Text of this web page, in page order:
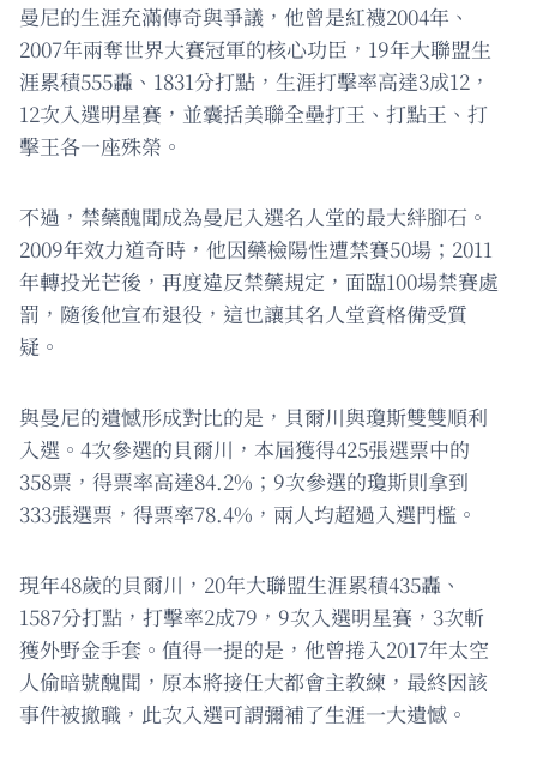
曼尼的生涯充滿傳奇與爭議，他曾是紅襪2004年、
2007年兩奪世界大賽冠軍的核心功臣，19年大聯盟生
涯累積555轟、1831分打點，生涯打擊率高達3成12，
12次入選明星賽，並囊括美聯全壘打王、打點王、打
擊王各一座殊榮。
不過，禁藥醜聞成為曼尼入選名人堂的最大絆腳石。
2009年效力道奇時，他因藥檢陽性遭禁賽50場；2011
年轉投光芒後，再度違反禁藥規定，面臨100場禁賽處
罰，隨後他宣布退役，這也讓其名人堂資格備受質
疑。
與曼尼的遺憾形成對比的是，貝爾川與瓊斯雙雙順利
入選。4次參選的貝爾川，本屆獲得425張選票中的
358票，得票率高達84.2%；9次參選的瓊斯則拿到
333張選票，得票率78.4%，兩人均超過入選門檻。
現年48歲的貝爾川，20年大聯盟生涯累積435轟、
1587分打點，打擊率2成79，9次入選明星賽，3次斬
獲外野金手套。值得一提的是，他曾捲入2017年太空
人偷暗號醜聞，原本將接任大都會主教練，最終因該
事件被撤職，此次入選可謂彌補了生涯一大遺憾。